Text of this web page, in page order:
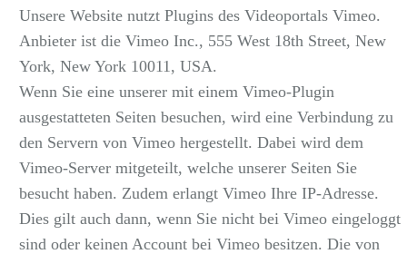
Unsere Website nutzt Plugins des Videoportals Vimeo.
Anbieter ist die Vimeo Inc., 555 West 18th Street, New
York, New York 10011, USA.
Wenn Sie eine unserer mit einem Vimeo-Plugin
ausgestatteten Seiten besuchen, wird eine Verbindung zu
den Servern von Vimeo hergestellt. Dabei wird dem
Vimeo-Server mitgeteilt, welche unserer Seiten Sie
besucht haben. Zudem erlangt Vimeo Ihre IP-Adresse.
Dies gilt auch dann, wenn Sie nicht bei Vimeo eingeloggt
sind oder keinen Account bei Vimeo besitzen. Die von